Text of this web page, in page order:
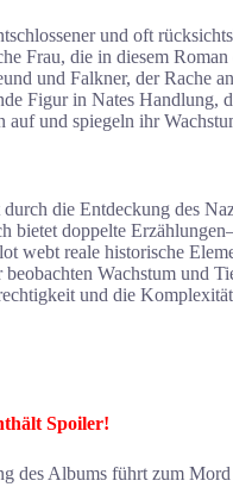
und oft
Frau, die in diesem
und Falkner, der Rache
Figur in Nates Handlung,
auf und spiegeln ihr
durch die Entdeckung des
bietet doppelte
webt reale historische
beobachten Wachstum und
und die
Spoiler!
des Albums führt zum